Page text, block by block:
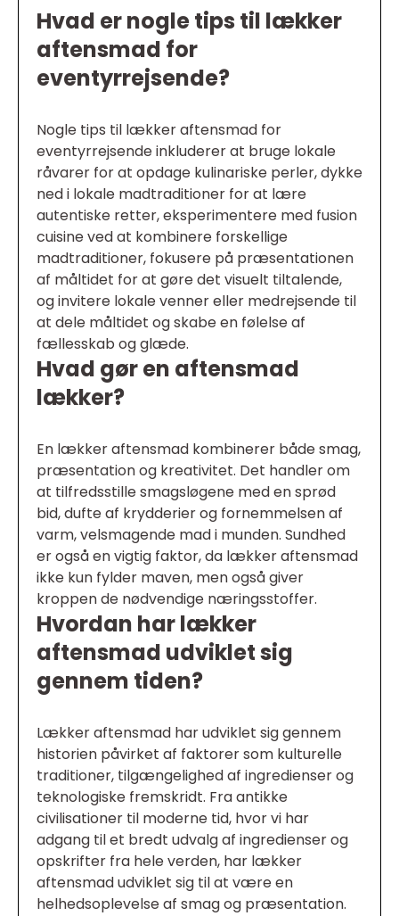
Hvad er nogle tips til lækker
aftensmad for
eventyrrejsende?
Nogle tips til lækker aftensmad for
eventyrrejsende inkluderer at bruge lokale
råvarer for at opdage kulinariske perler, dykke
ned i lokale madtraditioner for at lære
autentiske retter, eksperimentere med fusion
cuisine ved at kombinere forskellige
madtraditioner, fokusere på præsentationen
af måltidet for at gøre det visuelt tiltalende,
og invitere lokale venner eller medrejsende til
at dele måltidet og skabe en følelse af
fællesskab og glæde.
Hvad gør en aftensmad
lækker?
En lækker aftensmad kombinerer både smag,
præsentation og kreativitet. Det handler om
at tilfredsstille smagsløgene med en sprød
bid, dufte af krydderier og fornemmelsen af
varm, velsmagende mad i munden. Sundhed
er også en vigtig faktor, da lækker aftensmad
ikke kun fylder maven, men også giver
kroppen de nødvendige næringsstoffer.
Hvordan har lækker
aftensmad udviklet sig
gennem tiden?
Lækker aftensmad har udviklet sig gennem
historien påvirket af faktorer som kulturelle
traditioner, tilgængelighed af ingredienser og
teknologiske fremskridt. Fra antikke
civilisationer til moderne tid, hvor vi har
adgang til et bredt udvalg af ingredienser og
opskrifter fra hele verden, har lækker
aftensmad udviklet sig til at være en
helhedsoplevelse af smag og præsentation.